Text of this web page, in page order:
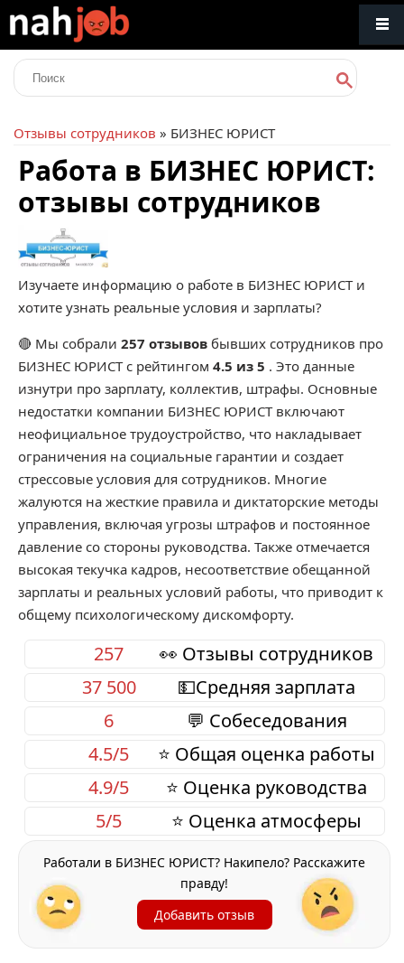
Отзывы сотрудников » БИЗНЕС ЮРИСТ
Работа в БИЗНЕС ЮРИСТ:
отзывы сотрудников
Изучаете информацию о работе в БИЗНЕС ЮРИСТ и
хотите узнать реальные условия и зарплаты?
🔴 Мы собрали 257 отзывов бывших сотрудников про
БИЗНЕС ЮРИСТс рейтингом 4.5 из 5 . Это данные
изнутри про зарплату, коллектив, штрафы. Основные
недостатки компании БИЗНЕС ЮРИСТ включают
неофициальное трудоустройство, что накладывает
ограничения на социальные гарантии и создает
стрессовые условия для сотрудников. Многие
жалуются на жесткие правила и диктаторские методы
управления, включая угрозы штрафов и постоянное
давление со стороны руководства. Также отмечается
высокая текучка кадров, несоответствие обещанной
зарплаты и реальных условий работы, что приводит к
общему психологическому дискомфорту.
👀 Отзывы сотрудников
257
💵Средняя зарплата
37 500
💬 Собеседования
6
⭐ Общая оценка работы
4.5/5
⭐ Оценка руководства
4.9/5
⭐ Оценка атмосферы
5/5
Работали в БИЗНЕС ЮРИСТ? Накипело? Расскажите
правду!
Добавить отзыв